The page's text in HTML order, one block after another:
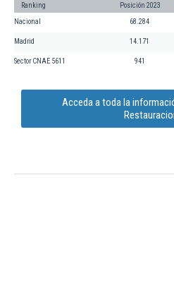
Ranking Posición 2023
Nacional 68.284
Madrid 14.171
Sector CNAE 5611 941
Acceda a toda la